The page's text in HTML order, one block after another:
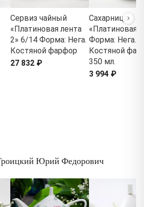
Сервиз чайный
«Платиновая лента
2» 6/14 Форма: Нега.
Костяной фарфор
27 832 ₽
Сахарница
«Платиновая
Форма: Нега.
Костяной
350 мл.
3 994 ₽
Юрий Федорович